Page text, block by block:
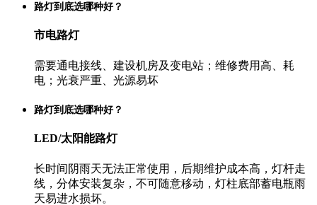
路灯到底选哪种好？
市电路灯
需要通电接线、建设机房及变电站；维修费用高、耗
电；光衰严重、光源易坏
路灯到底选哪种好？
LED/太阳能路灯
长时间阴雨天无法正常使用，后期维护成本高，灯杆走
线，分体安装复杂，不可随意移动，灯柱底部蓄电瓶雨
天易进水损坏。